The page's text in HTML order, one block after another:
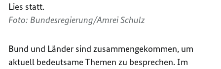
Lies statt.
Foto: Bundesregierung/Amrei Schulz
Bund und Länder sind zusammengekommen, um
aktuell bedeutsame Themen zu besprechen. Im